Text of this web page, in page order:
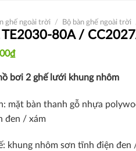
ghế ngoài trời / Bộ bàn ghế ngoài trời
TE2030-80A /
₫
bơi 2 ghế lưới khung nhôm
mặt bàn thanh gỗ nhựa
đen / xám
khung nhôm sơn tĩnh điện